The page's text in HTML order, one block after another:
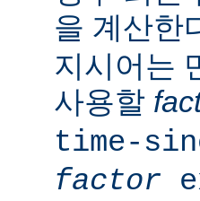
을 계산한
지시어는
사용할
time-
factor